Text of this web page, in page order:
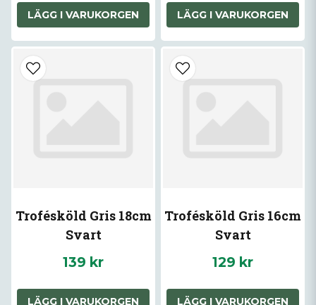
LÄGG I VARUKORGEN LÄGG I VARUKORGEN
Trofésköld Gris 18cm
Svart
139 kr
LÄGG I VARUKORGEN
Trofésköld Gris 16cm
Svart
129 kr
LÄGG I VARUKORGEN